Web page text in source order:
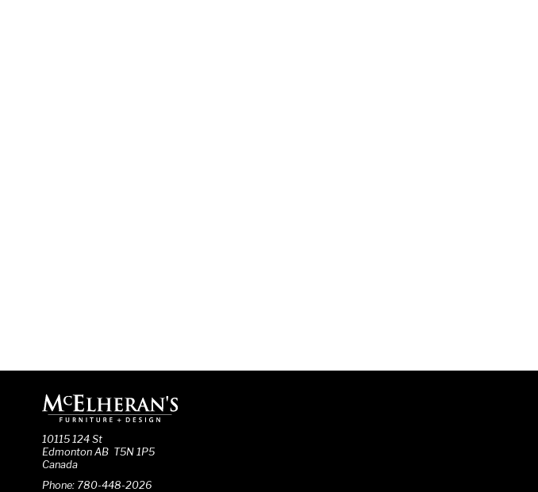
10115 124 St
Edmonton AB T5N 1P5
Canada
Phone: 780-448-2026